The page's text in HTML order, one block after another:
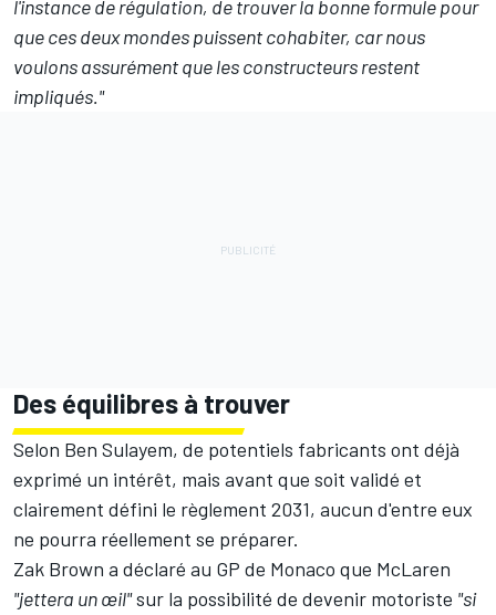
l'instance de régulation, de trouver la bonne formule pour
que ces deux mondes puissent cohabiter, car nous
voulons assurément que les constructeurs restent
impliqués."
Des équilibres à trouver
Selon Ben Sulayem, de potentiels fabricants ont déjà
exprimé un intérêt, mais avant que soit validé et
clairement défini le règlement 2031, aucun d'entre eux
ne pourra réellement se préparer.
Zak Brown a déclaré au GP de Monaco que McLaren
"jettera un œil"sur la possibilité de devenir motoriste "si